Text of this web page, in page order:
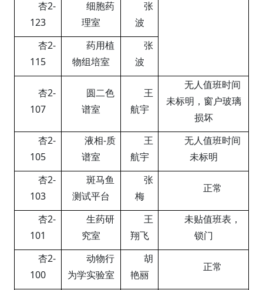
杏2-
123
细胞药
理室
张
波
杏2-
115
药用植
物组培室
张
波
杏2-
107
圆二色
谱室
王
航宇
无人值班时间
未标明，窗户玻璃
损坏
杏2-
105
液相-质
谱室
王
航宇
无人值班时间
未标明
杏2-
103
斑马鱼
测试平台
张
梅
正常
杏2-
101
生药研
究室
王
翔飞
未贴值班表，
锁门
杏2-
100
动物行
为学实验室
胡
艳丽
正常